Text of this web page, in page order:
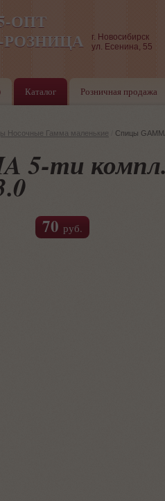
ОПТ
РОЗНИЦАг. Новосибирск
ул. Есенина, 55
Каталог Розничная продажа
Носочные Гамма маленькие
Спицы
5-ти компл.
70 руб.